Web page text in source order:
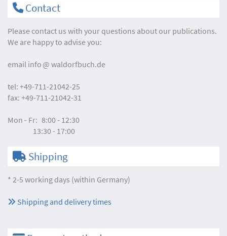
Contact
Please contact us with your questions about our publications.
We are happy to advise you:
email info waldorfbuch.de
tel: +49-711-21042-25
fax: +49-711-21042-31
Mon - Fr: 8:00 - 12:30
13:30 - 17:00
Shipping
* 2-5 working days (within Germany)
Shipping and delivery times